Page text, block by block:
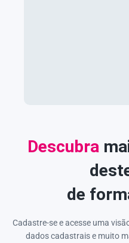
Descubra
de
Cadastre-se e acesse uma
dados cadastrais e muito